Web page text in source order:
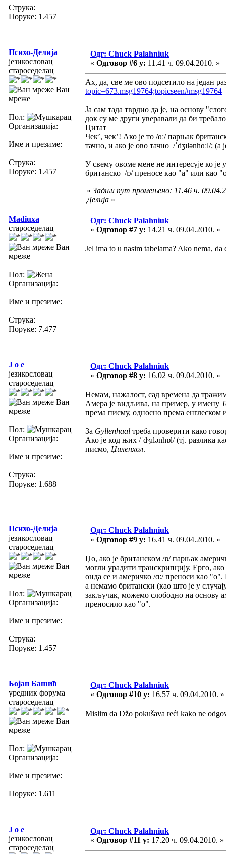
Струка:
Поруке: 1.457
Психо-Делија
језикословац
староседелац
Ван
мреже
Пол:
Организација:
Име и презиме:
Струка:
Поруке: 1.457
Одг: Chuck Palahniuk
« Одговор #6 у: 11.41 ч. 09.04.2010. »
Ах, да, све ме ово подсетило на један
topic=673.msg19764;topicseen#msg19764
Ја сам тада тврдио да је, на основу
док су ме други уверавали да би
Цитат
Чек’, чек’! Ако је то /ɑː/ парњак
тачно, и ако је ово тачно /ˈdʒɪlənhɑːl/;
У свему овоме мене не интересује ко
британско /ɒ/ преносе као "а" или као
« Задњи пут промењено: 11.46 ч.
Делија »
Madiuxa
староседелац
Ван
мреже
Пол:
Организација:
Име и презиме:
Струка:
Поруке: 7.477
Одг: Chuck Palahniuk
« Одговор #7 у: 14.21 ч. 09.04.2010. »
Jel ima to u nasim tabelama? Ako nema, da
J o e
језикословац
староседелац
Ван
мреже
Пол:
Организација:
Име и презиме:
Струка:
Поруке: 1.688
Одг: Chuck Palahniuk
« Одговор #8 у: 16.02 ч. 09.04.2010. »
Немам, нажалост, сад времена да
Амера је видљива, на пример, у имену
према писму, односно према енглеском
За Gyllenhaal треба проверити како
Ако је код њих /ˈdʒɪlənhɒl/ (тј. разлика
писмо, Џиленхол.
Психо-Делија
језикословац
староседелац
Ван
мреже
Пол:
Организација:
Име и презиме:
Струка:
Поруке: 1.457
Одг: Chuck Palahniuk
« Одговор #9 у: 16.41 ч. 09.04.2010. »
Џо, ако је британском /ɒ/ парњак
могли урадити транскрипцију. Ерго,
онда се и америчко /ɑː/ преноси као
а немамо британски (као што је у
закључак, можемо слободно на основу
преносило као "о".
Бојан Башић
уредник форума
староседелац
Ван
мреже
Пол:
Организација:
Име и презиме:
Поруке: 1.611
Одг: Chuck Palahniuk
« Одговор #10 у: 16.57 ч. 09.04.2010. »
Mislim da Džo pokušava reći kako ne
J o e
језикословац
староседелац
Одг: Chuck Palahniuk
« Одговор #11 у: 17.20 ч. 09.04.2010. »